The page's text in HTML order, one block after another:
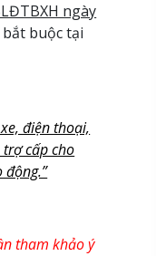
ngày
buộc tại
điện thoại,
cấp cho
tham khảo ý